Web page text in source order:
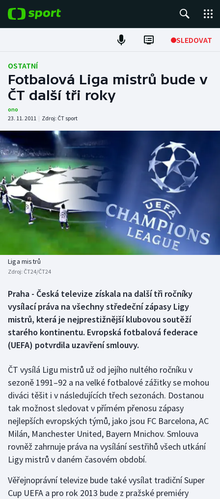
SLEDOVAT
Fotbal
Hokej
Atletika
Cyklistika
DALŠÍ SPORTY
Americký fotbal
Baseball a softbal
Biatlon
Boby a skeleton
Box
Curling
Dostihy
Florbal
Futsal
Golf
Gymnastika
Házená
NEPŘEHLÉDNĚTE
Soutěže
Historické návraty
Aplikace ČT sport
AZ kvíz
OSTATNÍ
Fotbalová Liga mistrů bude v
ČT další tři roky
ono
23. 11. 2011 | Zdroj: ČT sport
Liga mistrů
Zdroj: ČT24/ČT24
Praha - Česká televize získala na další tři ročníky
vysílací práva na všechny středeční zápasy Ligy
mistrů, která je nejprestižnější klubovou soutěží
starého kontinentu. Evropská fotbalová federace
(UEFA) potvrdila uzavření smlouvy.
ČT vysílá Ligu mistrů už od jejího nultého ročníku v
sezoně 1991–92 a na velké fotbalové zážitky se mohou
diváci těšit i v následujících třech sezonách. Dostanou
tak možnost sledovat v přímém přenosu zápasy
nejlepších evropských týmů, jako jsou FC Barcelona, AC
Milán, Manchester United, Bayern Mnichov. Smlouva
rovněž zahrnuje práva na vysílání sestřihů všech utkání
Ligy mistrů v daném časovém období.
Věřejnoprávní televize bude také vysílat tradiční Super
Cup UEFA a pro rok 2013 bude z pražské premiéry